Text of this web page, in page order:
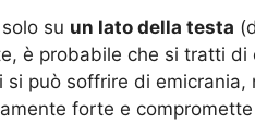
su un lato della testa
è probabile che si tratti
può soffrire di emicrania,
forte e